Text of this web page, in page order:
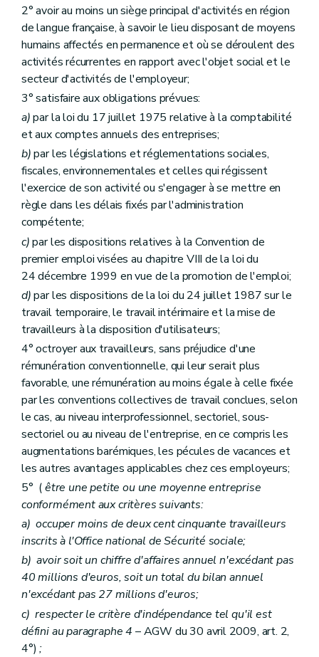
2° avoir au moins un siège principal d'activités en région
de langue française, à savoir le lieu disposant de moyens
humains affectés en permanence et où se déroulent des
activités récurrentes en rapport avec l'objet social et le
secteur d'activités de l'employeur;
3° satisfaire aux obligations prévues:
a)par la loi du 17 juillet 1975 relative à la comptabilité
et aux comptes annuels des entreprises;
b)par les législations et réglementations sociales,
fiscales, environnementales et celles qui régissent
l'exercice de son activité ou s'engager à se mettre en
règle dans les délais fixés par l'administration
compétente;
c)par les dispositions relatives à la Convention de
premier emploi visées au chapitre VIII de la loi du
24 décembre 1999 en vue de la promotion de l'emploi;
d)par les dispositions de la loi du 24 juillet 1987 sur le
travail temporaire, le travail intérimaire et la mise de
travailleurs à la disposition d'utilisateurs;
4° octroyer aux travailleurs, sans préjudice d'une
rémunération conventionnelle, qui leur serait plus
favorable, une rémunération au moins égale à celle fixée
par les conventions collectives de travail conclues, selon
le cas, au niveau interprofessionnel, sectoriel, sous-
sectoriel ou au niveau de l'entreprise, en ce compris les
augmentations barémiques, les pécules de vacances et
les autres avantages applicables chez ces employeurs;
5° (être une petite ou une moyenne entreprise
conformément aux critères suivants:
a) occuper moins de deux cent cinquante travailleurs
inscrits à l'Office national de Sécurité sociale;
b) avoir soit un chiffre d'affaires annuel n'excédant pas
40 millions d'euros, soit un total du bilan annuel
n'excédant pas 27 millions d'euros;
c) respecter le critère d'indépendance tel qu'il est
défini au paragraphe 4 – AGW du 30 avril 2009, art. 2,
4°);